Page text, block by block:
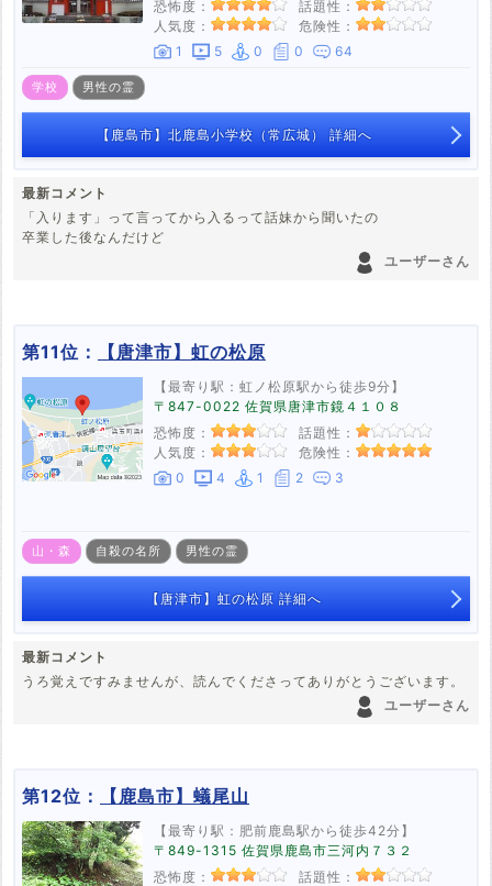
集落の方（同僚が周辺在住）からもそういった話を聞きませんし。
恐怖度：
話題性：
人気度：
危険性：
1
5 0 0 64
学校 男性の霊
【鹿島市】北鹿島小学校（常広城） 詳細へ
最新コメント
「入ります」って言ってから入るって話妹から聞いたの
卒業した後なんだけど
ユーザーさん
第11位： 【唐津市】虹の松原
【最寄り駅：虹ノ松原駅から徒歩9分】
〒847-0022 佐賀県唐津市鏡４１０８
恐怖度：
話題性：
人気度：
危険性：
0
4 1 2 3
山・森 自殺の名所 男性の霊
【唐津市】虹の松原 詳細へ
最新コメント
うろ覚えですみませんが、読んでくださってありがとうございます。
ユーザーさん
第12位： 【鹿島市】蟻尾山
【最寄り駅：肥前鹿島駅から徒歩42分】
〒849-1315 佐賀県鹿島市三河内７３２
恐怖度：
話題性：